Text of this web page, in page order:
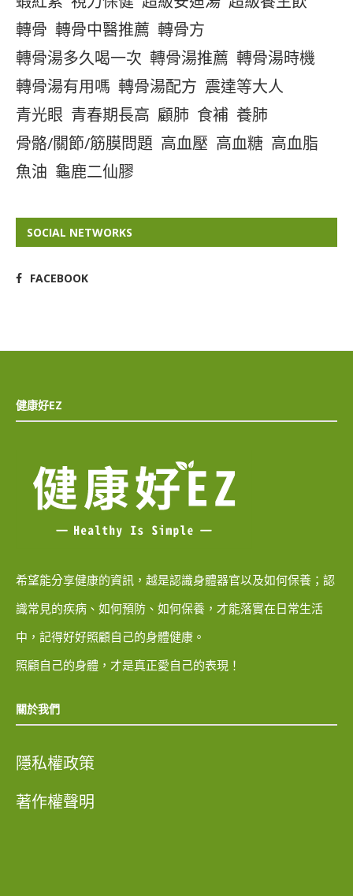
轉骨 轉骨中醫推薦 轉骨方
轉骨湯多久喝一次 轉骨湯推薦 轉骨湯時機
轉骨湯有用嗎 轉骨湯配方 震達等大人
青光眼 青春期長高 顧肺 食補 養肺
骨骼/關節/筋膜問題 高血壓 高血糖 高血脂
魚油 龜鹿二仙膠
SOCIAL NETWORKS
FACEBOOK
健康好EZ
希望能分享健康的資訊，越是認識身體器官以及如何保養；認
識常見的疾病、如何預防、如何保養，才能落實在日常生活
中，記得好好照顧自己的身體健康。
照顧自己的身體，才是真正愛自己的表現！
關於我們
隱私權政策
著作權聲明